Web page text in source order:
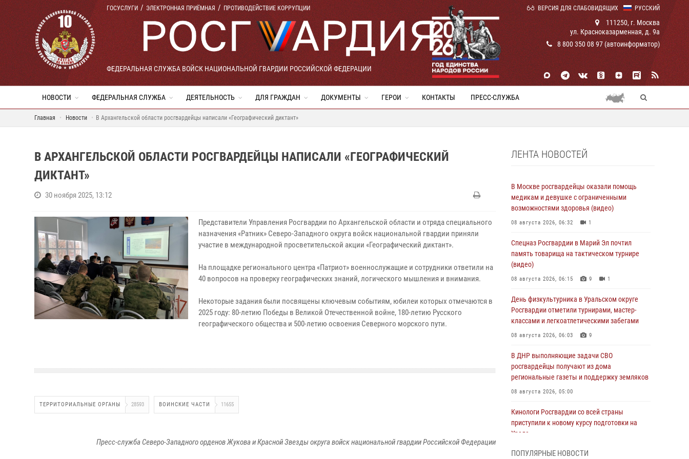
РУССКИЙ
ГОСУСЛУГИ ЭЛЕКТРОННАЯ ПРИЁМНАЯ ПРОТИВОДЕЙСТВИЕ КОРРУПЦИИ ВЕРСИЯ ДЛЯ СЛАБОВИДЯЩИХ
ФЕДЕРАЛЬНАЯ СЛУЖБА ВОЙСК НАЦИОНАЛЬНОЙ ГВАРДИИ РОССИЙСКОЙ ФЕДЕРАЦИИ
111250, г. Москва
ул. Красноказарменная, д. 9а
8 800 350 08 97 (автоинформатор)
НОВОСТИ ФЕДЕРАЛЬНАЯ СЛУЖБА ДЕЯТЕЛЬНОСТЬ ДЛЯ ГРАЖДАН ДОКУМЕНТЫ ГЕРОИ КОНТАКТЫ ПРЕСС-СЛУЖБА
Главная Новости В Архангельской области росгвардейцы написали «Географический диктант»
В АРХАНГЕЛЬСКОЙ ОБЛАСТИ РОСГВАРДЕЙЦЫ НАПИСАЛИ «ГЕОГРАФИЧЕСКИЙ
ДИКТАНТ»
30 ноября 2025, 13:12
Представители Управления Росгвардии по Архангельской области и отряда специального
назначения «Ратник» Северо-Западного округа войск национальной гвардии приняли
участие в международной просветительской акции «Географический диктант».
На площадке регионального центра «Патриот» военнослужащие и сотрудники ответили на
40 вопросов на проверку географических знаний, логического мышления и внимания.
Некоторые задания были посвящены ключевым событиям, юбилеи которых отмечаются в
2025 году: 80-летию Победы в Великой Отечественной войне, 180-летию Русского
географического общества и 500-летию освоения Северного морского пути.
ТЕРРИТОРИАЛЬНЫЕ ОРГАНЫ 28593 ВОИНСКИЕ ЧАСТИ 11655
Пресс-служба Северо-Западного орденов Жукова и Красной Звезды округа войск национальной гвардии Российской Федерации
ЛЕНТА НОВОСТЕЙ
В Москве росгвардейцы оказали помощь
медикам и девушке с ограниченными
возможностями здоровья (видео)
08 августа 2026, 06:32 1
Спецназ Росгвардии в Марий Эл почтил
память товарища на тактическом турнире
(видео)
08 августа 2026, 06:15 9 1
День физкультурника в Уральском округе
Росгвардии отметили турнирами, мастер-
классами и легкоатлетическими забегами
08 августа 2026, 06:03 9
В ДНР выполняющие задачи СВО
росгвардейцы получают из дома
региональные газеты и поддержку земляков
08 августа 2026, 05:00
Кинологи Росгвардии со всей страны
приступили к новому курсу подготовки на
Урале
ПОПУЛЯРНЫЕ НОВОСТИ